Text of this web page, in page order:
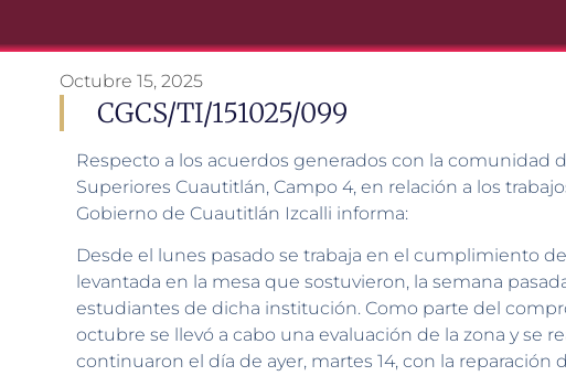
Octubre 15, 2025
CGCS/TI/151025/099
Respecto a los acuerdos generados con la comunidad
Superiores Cuautitlán, Campo 4, en relación a los
Gobierno de Cuautitlán Izcalli informa:
Desde el lunes pasado se trabaja en el cumplimiento
levantada en la mesa que sostuvieron, la semana
estudiantes de dicha institución. Como parte del
octubre se llevó a cabo una evaluación de la zona y se
continuaron el día de ayer, martes 14, con la reparación